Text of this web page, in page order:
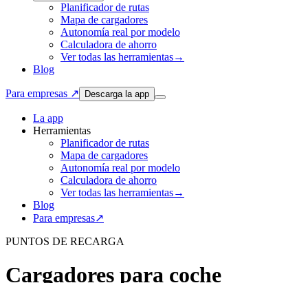
Planificador de rutas
Mapa de cargadores
Autonomía real por modelo
Calculadora de ahorro
Ver todas las herramientas→
Blog
Para empresas ↗ Descarga la app
La app
Herramientas
Planificador de rutas
Mapa de cargadores
Autonomía real por modelo
Calculadora de ahorro
Ver todas las herramientas→
Blog
Para empresas↗
PUNTOS DE RECARGA
Cargadores para coche